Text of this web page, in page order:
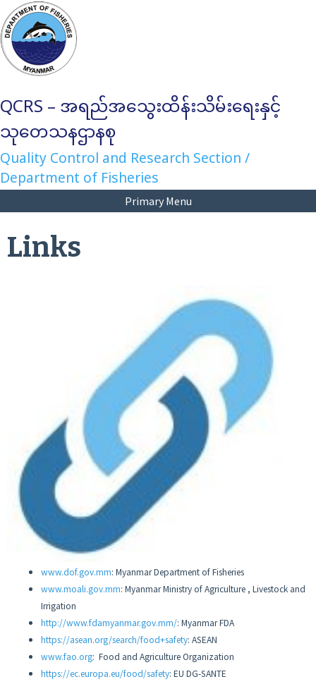
Skip
to
content
QCRS – အရည်အသွေးထိန်းသိမ်းရေးနှင့်
သုတေသနဌာနစု
Quality Control and Research Section /
Department of Fisheries
Primary Menu
Links
www.dof.gov.mm: Myanmar Department of Fisheries
www.moali.gov.mm: Myanmar Ministry of Agriculture , Livestock and
Irrigation
http://www.fdamyanmar.gov.mm/: Myanmar FDA
https://asean.org/search/food+safety: ASEAN
www.fao.org: Food and Agriculture Organization
https://ec.europa.eu/food/safety: EU DG-SANTE